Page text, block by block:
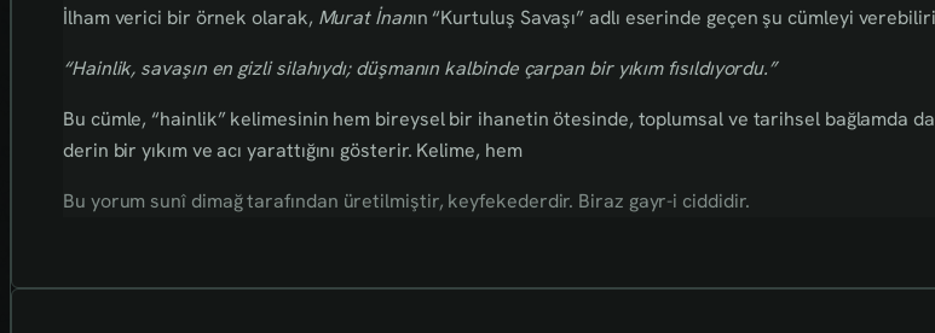
İlham verici bir örnek olarak, Murat İnanın “Kurtuluş Savaşı” adlı eserinde geçen şu cümleyi
“Hainlik, savaşın en gizli silahıydı; düşmanın kalbinde çarpan bir yıkım fısıldıyordu.”
Bu cümle, “hainlik” kelimesinin hem bireysel bir ihanetin ötesinde, toplumsal ve tarihsel bağlamda da
derin bir yıkım ve acı yarattığını gösterir. Kelime, hem
Bu yorum sunî dimağ tarafından üretilmiştir, keyfekederdir. Biraz gayr-i ciddidir.